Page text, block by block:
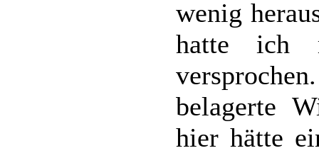
wenig
hatte ich
belagerte
hier hätte